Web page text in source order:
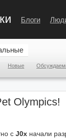
Блоги
Новые
Olympics!
с J0x начали